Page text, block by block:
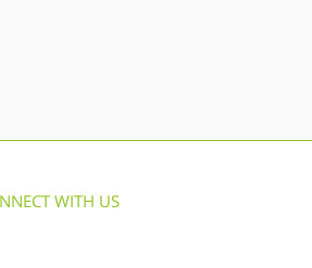
WITH US